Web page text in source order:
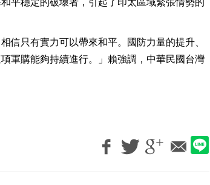
平穩定的破壞者，引起了印太區域緊張情勢的
信只有實力可以帶來和平。國防力量的提升、
軍購能夠持續進行。」賴強調，中華民國台灣